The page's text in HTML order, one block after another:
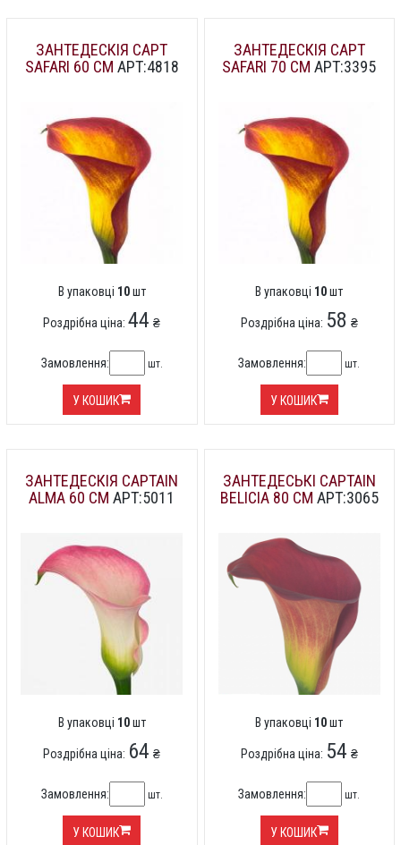
ЗАНТЕДЕСКІЯ CAPT
SAFARI 60 СМ АРТ:4818
В упаковці 10шт
Роздрібна ціна:44 ₴
Замовлення: шт.
У КОШИК
ЗАНТЕДЕСКІЯ CAPT
SAFARI 70 СМ АРТ:3395
В упаковці 10шт
Роздрібна ціна: 58 ₴
Замовлення: шт.
У КОШИК
ЗАНТЕДЕСКІЯ CAPTAIN
ALMA 60 СМ АРТ:5011
В упаковці 10шт
Роздрібна ціна: 64 ₴
Замовлення: шт.
У КОШИК
ЗАНТЕДЕСЬКІ CAPTAIN
BELICIA 80 СМ АРТ:3065
В упаковці 10шт
Роздрібна ціна: 54 ₴
Замовлення: шт.
У КОШИК